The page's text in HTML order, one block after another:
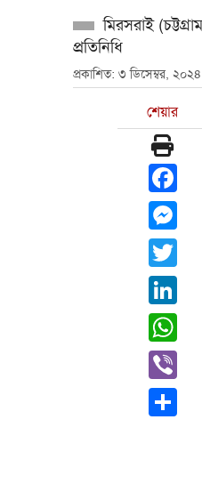
মিরসরাই
প্রতিনিধি
প্রকাশিত: ৩ ডিসেম্বর,
শেয়ার
Viber